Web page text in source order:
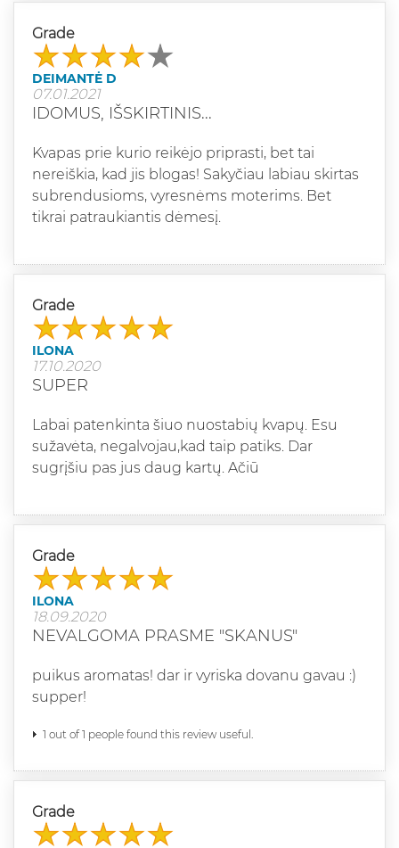
Grade
DEIMANTĖ D
07.01.2021
IDOMUS, IŠSKIRTINIS...
Kvapas prie kurio reikėjo priprasti, bet tai
nereiškia, kad jis blogas! Sakyčiau labiau skirtas
subrendusioms, vyresnėms moterims. Bet
tikrai patraukiantis dėmesį.
Grade
ILONA
17.10.2020
SUPER
Labai patenkinta šiuo nuostabių kvapų. Esu
sužavėta, negalvojau,kad taip patiks. Dar
sugrįšiu pas jus daug kartų. Ačiū
Grade
ILONA
18.09.2020
NEVALGOMA PRASME "SKANUS"
puikus aromatas! dar ir vyriska dovanu gavau :)
supper!
1 out of 1 people found this review useful.
Grade